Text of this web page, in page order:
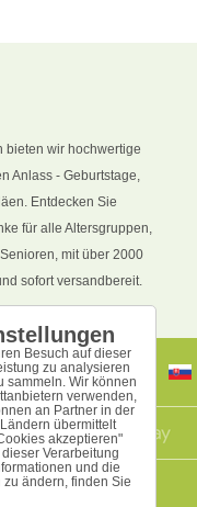
bieten wir hochwertige
Anlass - Geburtstage,
Entdecken Sie
für alle Altersgruppen,
mit über 2000
sofort versandbereit.
Besuch auf dieser
zu analysieren
sammeln. Wir können
verwenden,
an Partner in der
übermittelt
akzeptieren"
Verarbeitung
und die
ändern, finden Sie